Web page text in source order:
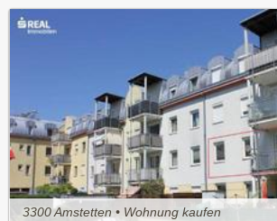
3300 Amstetten • Wohnung kaufen